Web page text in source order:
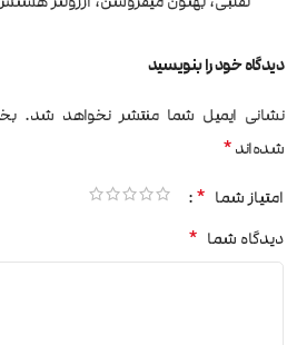
دیدگاه خود را بنویسید
نشانی ایمیل شما منتشر نخواهد شد.
شده‌اند*
امتیاز شما *
دیدگاه شما *